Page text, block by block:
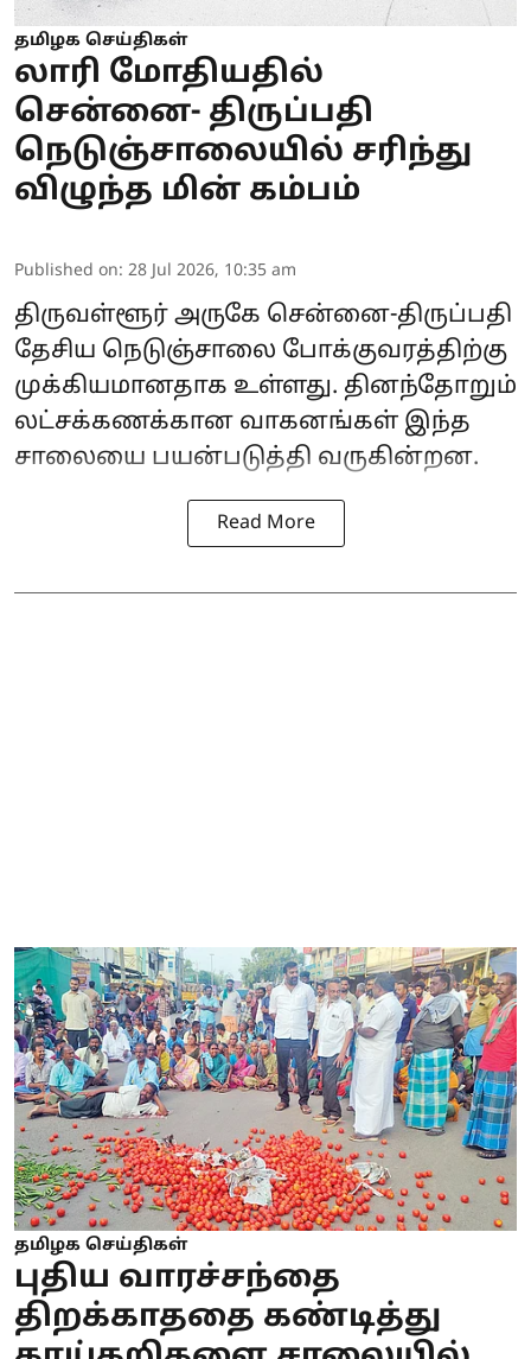
தமிழக செய்திகள்
லாரி மோதியதில்
சென்னை- திருப்பதி
நெடுஞ்சாலையில் சரிந்து
விழுந்த மின் கம்பம்
Published on: 28 Jul 2026, 10:35 am
திருவள்ளூர் அருகே சென்னை-திருப்பதி
தேசிய நெடுஞ்சாலை போக்குவரத்திற்கு
முக்கியமானதாக உள்ளது. தினந்தோறும்
லட்சக்கணக்கான வாகனங்கள் இந்த
சாலையை பயன்படுத்தி வருகின்றன.
Read More
தமிழக செய்திகள்
புதிய வாரச்சந்தை
திறக்காததை கண்டித்து